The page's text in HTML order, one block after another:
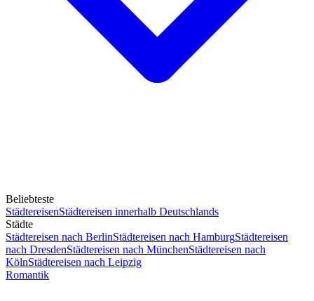
Beliebteste
StädtereisenStädtereisen innerhalb Deutschlands
Städte
Städtereisen nach BerlinStädtereisen nach HamburgStädtereisen
nach DresdenStädtereisen nach MünchenStädtereisen nach
KölnStädtereisen nach Leipzig
Romantik